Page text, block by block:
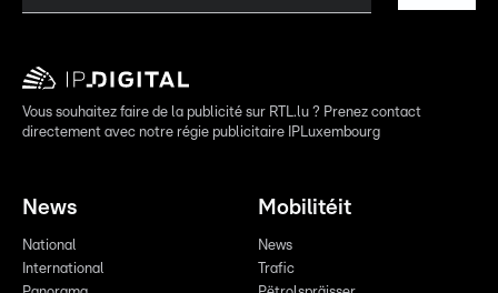
Vous souhaitez faire de la publicité sur RTL.lu ? Prenez contact
directement avec notre régie publicitaire IPLuxembourg
News
National
International
Mobilitéit
News
Trafic